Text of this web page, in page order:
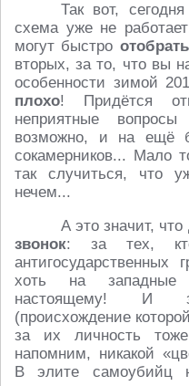
Так вот,
схема уже не
могут быстро отобрать
вторых, за то, что вы
особенности зимой
плохо! Придётся
неприятные
возможно, и на ещё
сокамерников... Мало
так случиться, что
нечем...
А это значит, что
звонок: за тех,
антигосударственных
хоть на западные
настоящему! И
(происхождение
за их личность
напомним, никакой
В элите самоубийц